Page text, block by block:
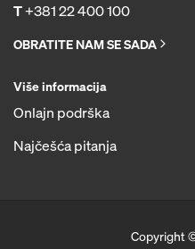
T+381 22 400 100
OBRATITE NAM SE SADA
Više informacija
Onlajn podrška
Najčešća pitanja
Copyright